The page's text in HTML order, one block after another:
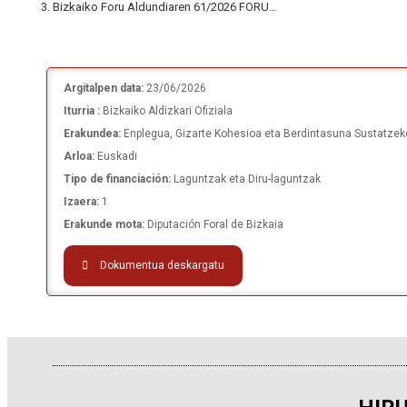
Bizkaiko Foru Aldundiaren 61/2026 FORU…
Argitalpen data: 23/06/2026
Iturria : Bizkaiko Aldizkari Ofiziala
Erakundea: Enplegua, Gizarte Kohesioa eta Berdintasuna
Arloa: Euskadi
Tipo de financiación: Laguntzak eta Diru-laguntzak
Izaera: 1
Erakunde mota: Diputación Foral de Bizkaia
Dokumentua deskargatu